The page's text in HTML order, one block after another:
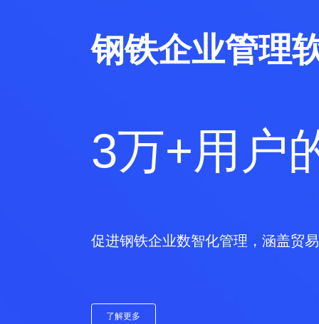
软星云系列
为钢铁企业量身定
效流转，贸易无缝衔接，加工智能
了解更多
钢铁企业管理
3万+用户
促进钢铁企业数智化管理，涵盖贸
了解更多